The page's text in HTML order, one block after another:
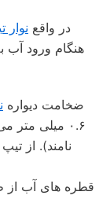
در واقع نوار
هنگام ورود آب
ضخامت دیواره
نامند). از
قطره های آب از